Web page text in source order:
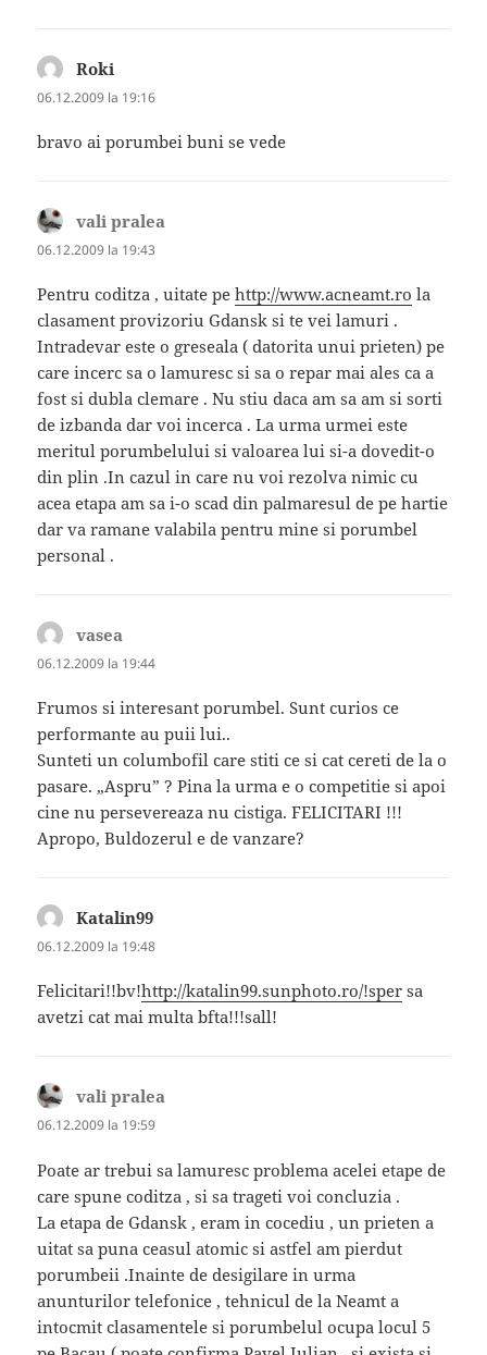
Roki
06.12.2009 la 19:16
bravo ai porumbei buni se vede
vali pralea
06.12.2009 la 19:43
Pentru coditza , uitate pehttp://www.acneamt.ro la
clasament provizoriu Gdansk si te vei lamuri .
Intradevar este o greseala ( datorita unui prieten) pe
care incerc sa o lamuresc si sa o repar mai ales ca a
fost si dubla clemare . Nu stiu daca am sa am si sorti
de izbanda dar voi incerca . La urma urmei este
meritul porumbelului si valoarea lui si-a dovedit-o
din plin .In cazul in care nu voi rezolva nimic cu
acea etapa am sa i-o scad din palmaresul de pe hartie
dar va ramane valabila pentru mine si porumbel
personal .
vasea
06.12.2009 la 19:44
Frumos si interesant porumbel. Sunt curios ce
performante au puii lui..
Sunteti un columbofil care stiti ce si cat cereti de la o
pasare. „Aspru” ? Pina la urma e o competitie si apoi
cine nu persevereaza nu cistiga. FELICITARI !!!
Apropo, Buldozerul e de vanzare?
Katalin99
06.12.2009 la 19:48
Felicitari!!bv!http://katalin99.sunphoto.ro/!sper sa
avetzi cat mai multa bfta!!!sall!
vali pralea
06.12.2009 la 19:59
Poate ar trebui sa lamuresc problema acelei etape de
care spune coditza , si sa trageti voi concluzia .
La etapa de Gdansk , eram in cocediu , un prieten a
uitat sa puna ceasul atomic si astfel am pierdut
porumbeii .Inainte de desigilare in urma
anunturilor telefonice , tehnicul de la Neamt a
intocmit clasamentele si porumbelul ocupa locul 5